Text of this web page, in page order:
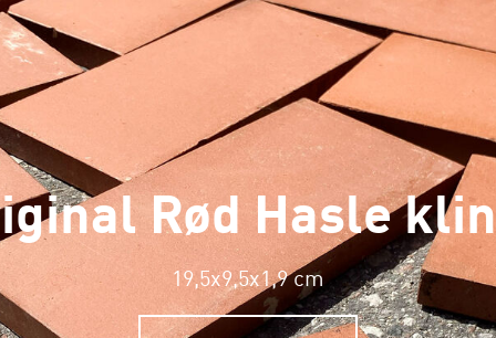
Rød Hasle
19,5x9,5x1,9 cm